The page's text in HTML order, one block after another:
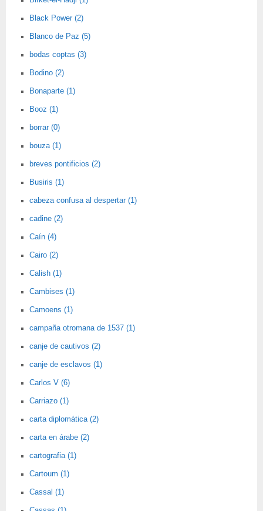
Black Power (2)
Blanco de Paz (5)
bodas coptas (3)
Bodino (2)
Bonaparte (1)
Booz (1)
borrar (0)
bouza (1)
breves pontificios (2)
Busiris (1)
cabeza confusa al despertar (1)
cadine (2)
Caín (4)
Cairo (2)
Calish (1)
Cambises (1)
Camoens (1)
campaña otromana de 1537 (1)
canje de cautivos (2)
canje de esclavos (1)
Carlos V (6)
Carriazo (1)
carta diplomática (2)
carta en árabe (2)
cartografia (1)
Cartoum (1)
Cassal (1)